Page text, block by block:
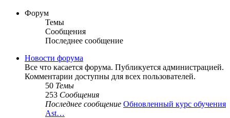
Форум
Темы
Сообщения
Последнее сообщение
Новости форума
Все что касается форума. Публикуется администрацией.
Комментарии доступны для всех пользователей.
50 Темы
253 Сообщения
Последнее сообщение Обновленный курс обучения
Ast…